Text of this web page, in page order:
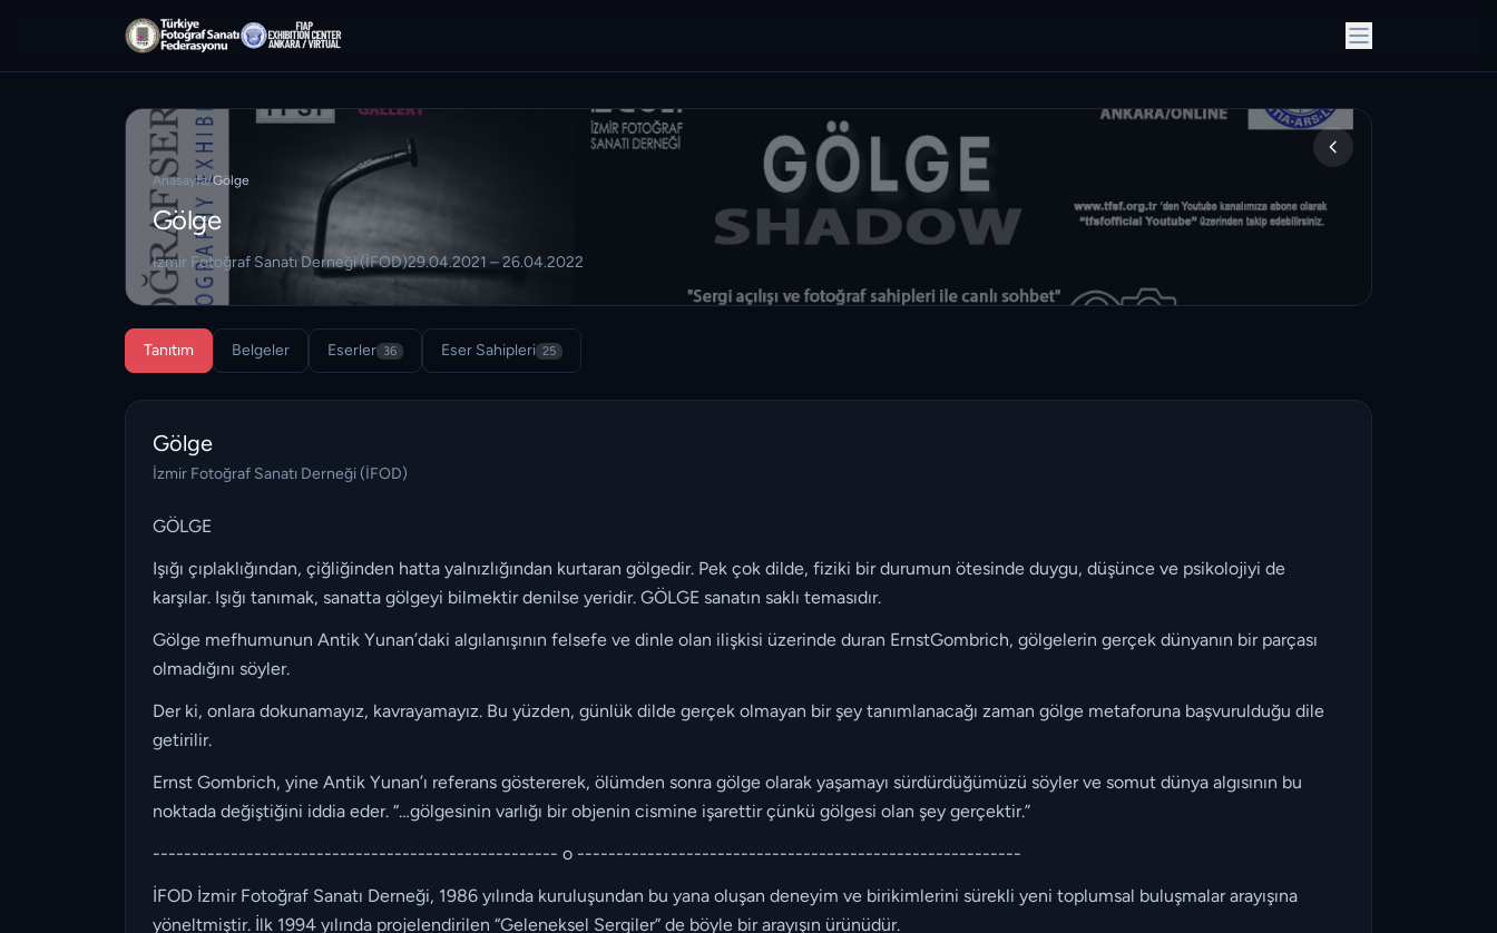
Anasayfa/Gölge
Gölge
İzmir Fotoğraf Sanatı Derneği (İFOD)29.04.2021 – 26.04.2022
Tanıtım Belgeler Eserler 36 Eser Sahipleri 25
Gölge
İzmir Fotoğraf Sanatı Derneği (İFOD)
GÖLGE
Işığı çıplaklığından, çiğliğinden hatta yalnızlığından kurtaran gölgedir. Pek çok dilde, fiziki bir durumun ötesinde duygu, düşünce ve psikolojiyi de
karşılar. Işığı tanımak, sanatta gölgeyi bilmektir denilse yeridir. GÖLGE sanatın saklı temasıdır.
Gölge mefhumunun Antik Yunan’daki algılanışının felsefe ve dinle olan ilişkisi üzerinde duran ErnstGombrich, gölgelerin gerçek dünyanın bir parçası
olmadığını söyler.
Der ki, onlara dokunamayız, kavrayamayız. Bu yüzden, günlük dilde gerçek olmayan bir şey tanımlanacağı zaman gölge metaforuna başvurulduğu dile
getirilir.
Ernst Gombrich, yine Antik Yunan’ı referans göstererek, ölümden sonra gölge olarak yaşamayı sürdürdüğümüzü söyler ve somut dünya algısının bu
noktada değiştiğini iddia eder. “…gölgesinin varlığı bir objenin cismine işarettir çünkü gölgesi olan şey gerçektir.”
---------------------------------------------------- o ---------------------------------------------------------
İFOD İzmir Fotoğraf Sanatı Derneği, 1986 yılında kuruluşundan bu yana oluşan deneyim ve birikimlerini sürekli yeni toplumsal buluşmalar arayışına
yöneltmiştir. İlk 1994 yılında projelendirilen “Geleneksel Sergiler” de böyle bir arayışın ürünüdür.